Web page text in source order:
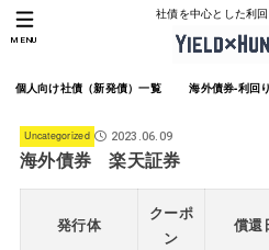
社債を中心とした利
個人向け社債（新発債）一覧 海外債券-利回
MENU
Uncategorized 2023.06.09
海外債券 楽天証券
発行体
クーポ
ン
償還